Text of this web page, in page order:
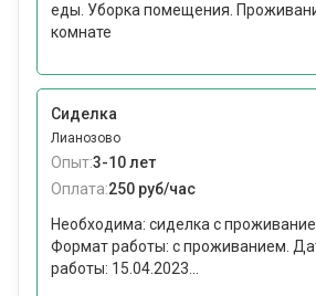
еды. Уборка помещения.
комнате
Сиделка
Лианозово
Опыт:3-10 лет
Оплата:250 руб/час
Необходима: сиделка с
Формат работы: c проживанием.
работы: 15.04.2023...